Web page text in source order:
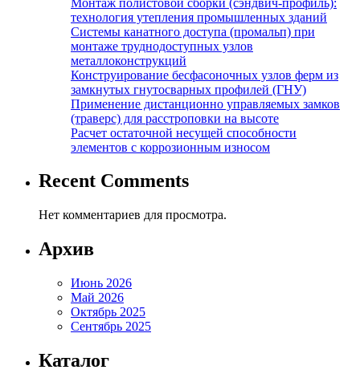
технология утепления промышленных зданий
Системы канатного доступа (промальп) при
монтаже труднодоступных узлов
металлоконструкций
Конструирование бесфасоночных узлов ферм из
замкнутых гнутосварных профилей (ГНУ)
Применение дистанционно управляемых замков
(траверс) для расстроповки на высоте
Расчет остаточной несущей способности
элементов с коррозионным износом
Recent Comments
Нет комментариев для просмотра.
Архив
Июнь 2026
Май 2026
Октябрь 2025
Сентябрь 2025
Каталог